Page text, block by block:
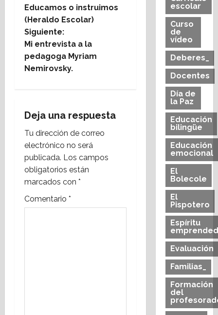
a
v
e
c
i
ó
n
d
Educamos o instruimos
(Heraldo Escolar)
Siguiente:
Mi entrevista a la
pedagoga Myriam
Nemirovsky.
Deja una respuesta
Tu dirección de correo
electrónico no será
publicada. Los campos
obligatorios están
marcados con *
Comentario *
escolar
Curso
de
vídeo
Deberes_
Docentes
Día de
la Paz
Educación
bilingüe
Educación
emocional
El
Bolecole
El
Pispotero
Espíritu
Evaluación
Familias_
Formación
del